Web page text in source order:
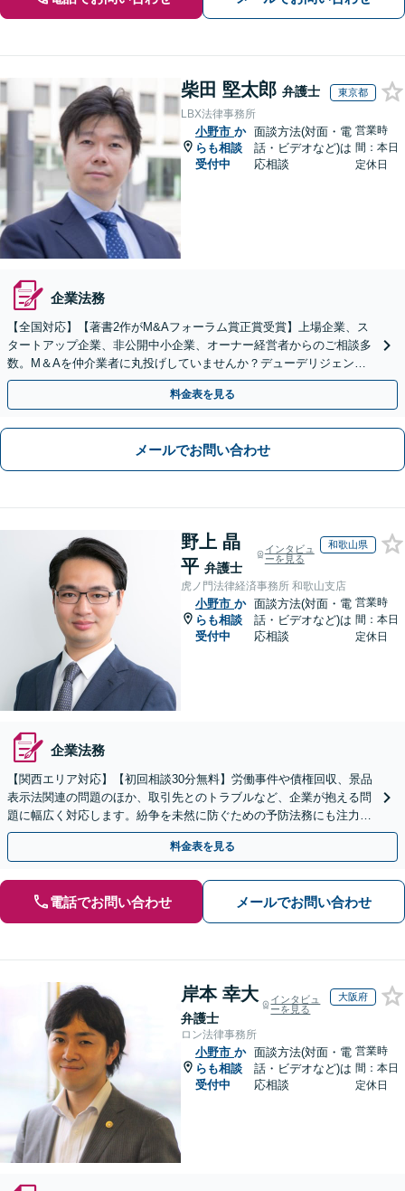
柴田 堅太郎 弁護士 東京都
LBX法律事務所
小野市 か
らも相談
受付中
面談方法(対面・電
話・ビデオなど)は
応相談
営業時
間：本日
定休日
企業法務
【全国対応】【著書2作がM&Aフォーラム賞正賞受賞】上場企業、ス
タートアップ企業、非公開中小企業、オーナー経営者からのご相談多
数。M＆Aを仲介業者に丸投げしていませんか？デューデリジェンス
や契約書作成・交渉はお任せください【初回無料】
料金表を見る
メールでお問い合わせ
野上 晶
平 弁護士
インタビュ
ーを見る
和歌山県
虎ノ門法律経済事務所 和歌山支店
小野市 か
らも相談
受付中
面談方法(対面・電
話・ビデオなど)は
応相談
営業時
間：本日
定休日
企業法務
【関西エリア対応】【初回相談30分無料】労働事件や債権回収、景品
表示法関連の問題のほか、取引先とのトラブルなど、企業が抱える問
題に幅広く対応します。紛争を未然に防ぐための予防法務にも注力
【夜間・休日相談可】顧問契約の実績豊富【Web相談可】
料金表を見る
電話でお問い合わせ メールでお問い合わせ
岸本 幸大
弁護士
インタビュ
ーを見る
大阪府
ロン法律事務所
小野市 か
らも相談
受付中
面談方法(対面・電
話・ビデオなど)は
応相談
営業時
間：本日
定休日